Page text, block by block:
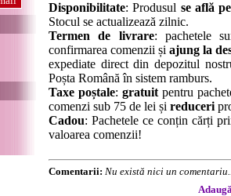
Disponibilitate: Produsul se află
Stocul se actualizează zilnic.
Termen de livrare: pachetele
confirmarea comenzii șiajung la
expediate direct din depozitul
Poșta Română în sistem ramburs.
Taxe poștale: gratuitpentru
comenzi sub 75 de lei și reduceri
Cadou: Pachetele ce conțin cărți
valoarea comenzii!
Comentarii: Nu există nici un